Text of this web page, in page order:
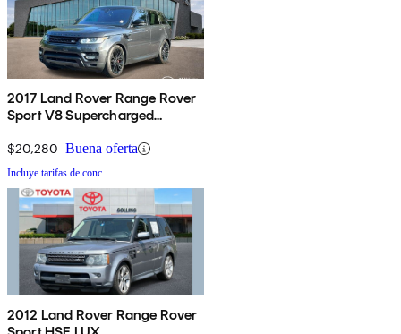
2017 Land Rover Range Rover
Sport V8 Supercharged
$20,280 Buena oferta
Incluye tarifas de conc.
2012 Land Rover Range Rover